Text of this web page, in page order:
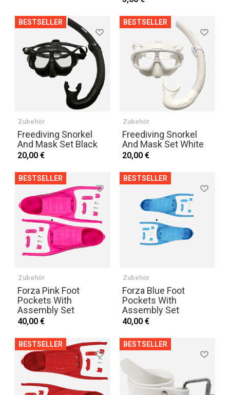
BESTSELLER
Zubehör
Freediving Snorkel
And Mask Set Black
20,00 €
BESTSELLER
Zubehör
Freediving Snorkel
And Mask Set White
20,00 €
BESTSELLER
Zubehör
Forza Pink Foot
Pockets With
Assembly Set
40,00 €
BESTSELLER
Zubehör
Forza Blue Foot
Pockets With
Assembly Set
40,00 €
BESTSELLER BESTSELLER